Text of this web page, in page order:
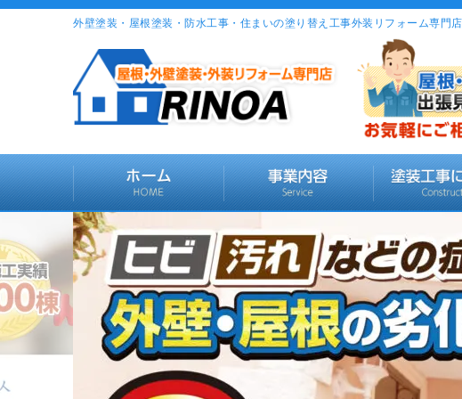
外壁塗装・屋根塗装・防水工事・住まいの塗り替え工事外装リフォーム専